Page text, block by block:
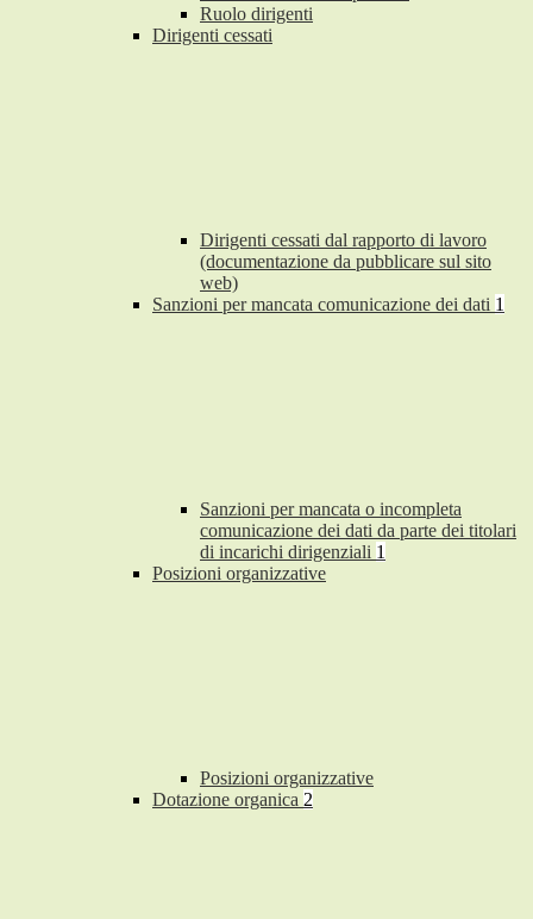
Ruolo dirigenti
Dirigenti cessati
Dirigenti cessati dal rapporto di lavoro
(documentazione da pubblicare sul sito
web)
Sanzioni per mancata comunicazione dei dati 1
Sanzioni per mancata o incompleta
comunicazione dei dati da parte dei titolari
di incarichi dirigenziali 1
Posizioni organizzative
Posizioni organizzative
Dotazione organica 2